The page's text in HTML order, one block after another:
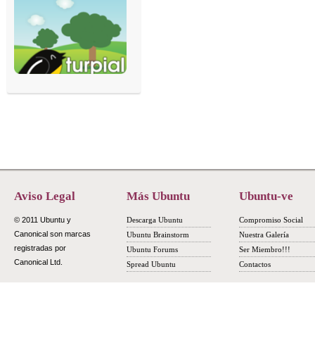
Aviso Legal
© 2011 Ubuntu y
Canonical son marcas
registradas por
Canonical Ltd.
Más Ubuntu
Descarga Ubuntu
Ubuntu Brainstorm
Ubuntu Forums
Spread Ubuntu
Ubuntu-ve
Compromiso Social
Nuestra Galería
Ser Miembro!!!
Contactos